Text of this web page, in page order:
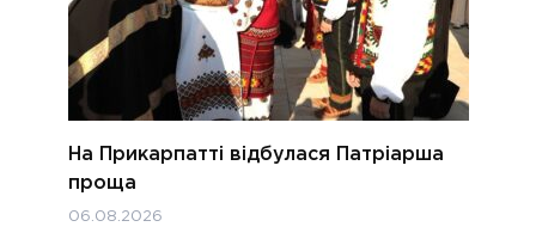
На Прикарпатті відбулася Патріарша
проща
06.08.2026